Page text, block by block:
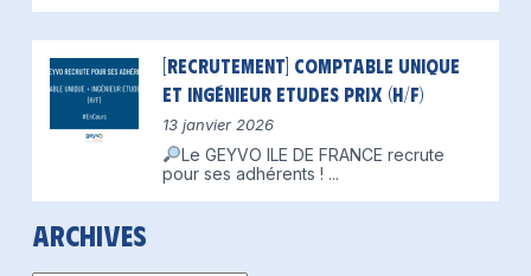
[Recrutement] Comptable unique
et Ingénieur Etudes Prix (H/F)
13 janvier 2026
Le GEYVO ILE DE FRANCE recrute
pour ses adhérents ! ...
Archives